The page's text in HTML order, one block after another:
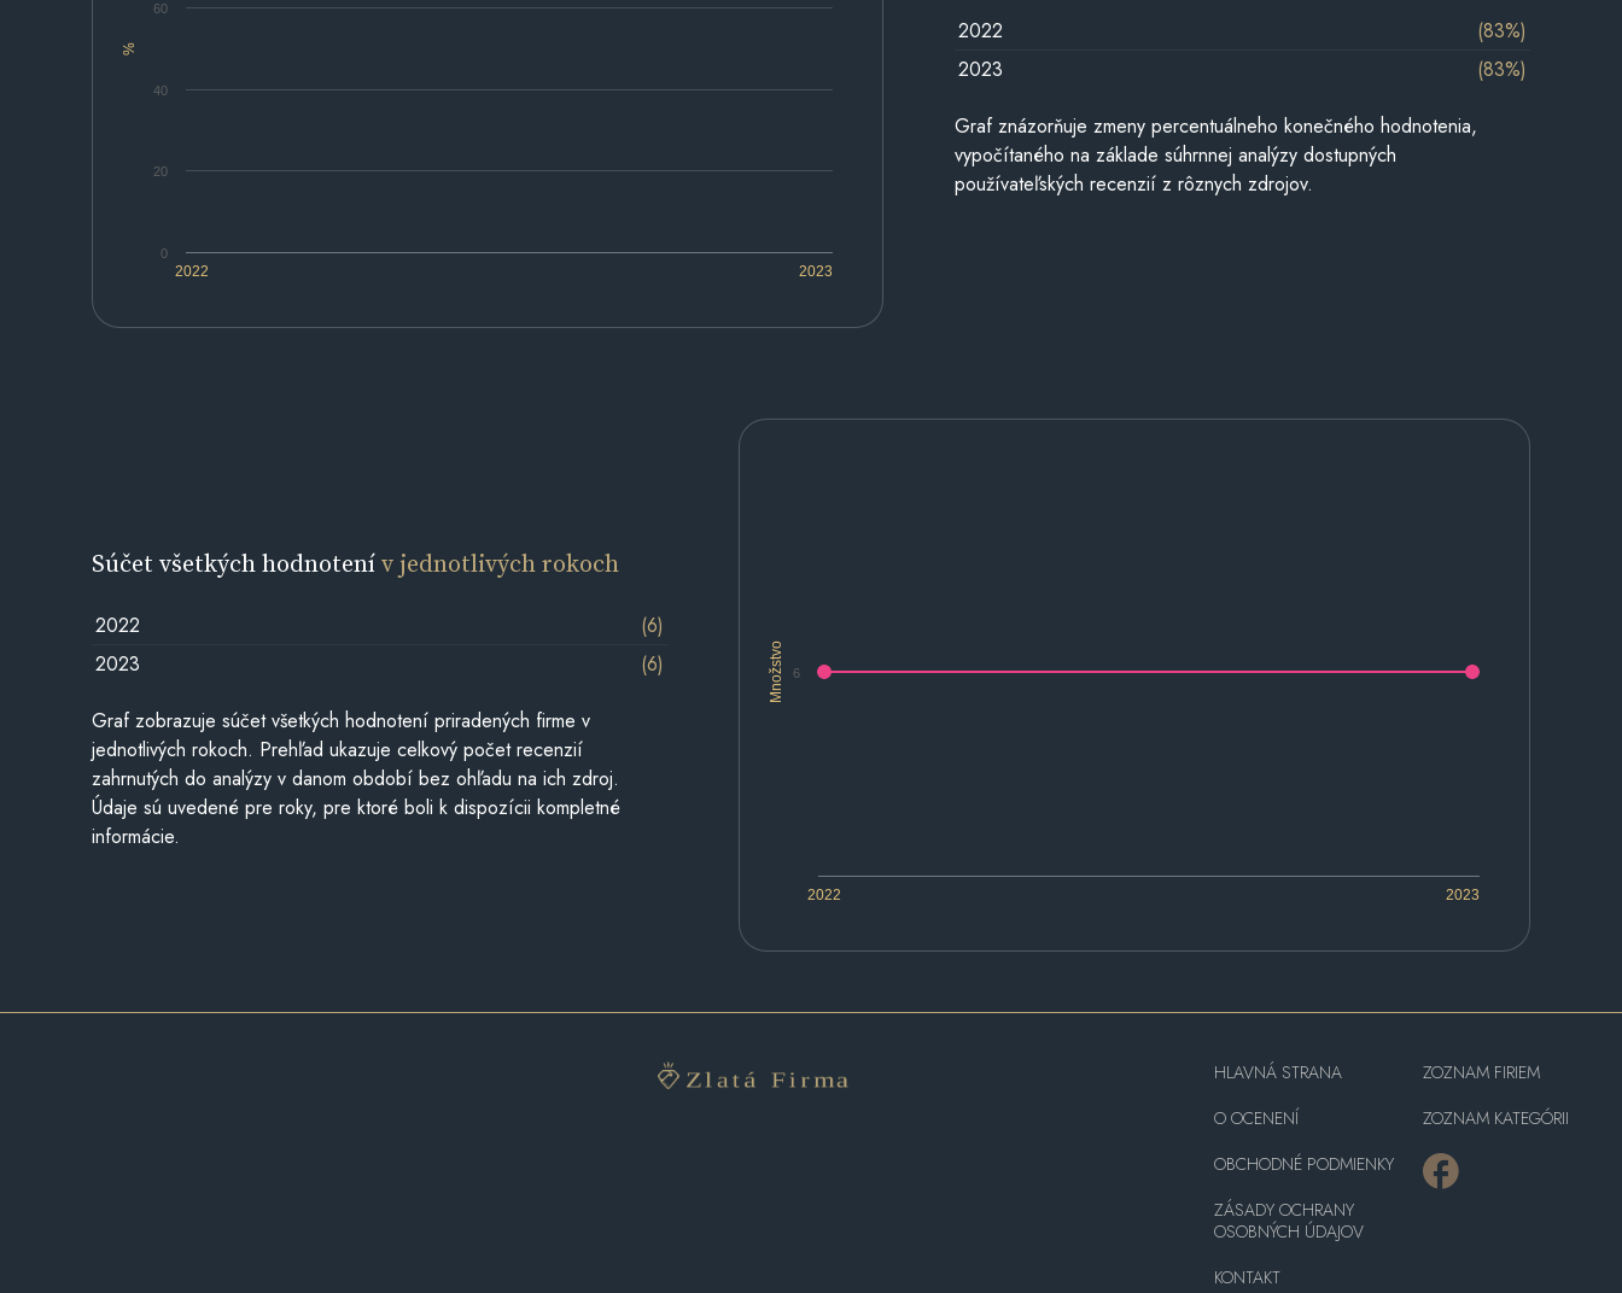
%
2022 2023
0
20
40
60
2022
(83%)
2023
(83%)
Graf znázorňuje zmeny percentuálneho konečného hodnotenia,
vypočítaného na základe súhrnnej analýzy dostupných
používateľských recenzií z rôznych zdrojov.
Množstvo
2022 2023
6
Súčet všetkých hodnotenív jednotlivých rokoch
2022
(6)
2023
(6)
Graf zobrazuje súčet všetkých hodnotení priradených firme v
jednotlivých rokoch. Prehľad ukazuje celkový počet recenzií
zahrnutých do analýzy v danom období bez ohľadu na ich zdroj.
Údaje sú uvedené pre roky, pre ktoré boli k dispozícii kompletné
informácie.
HLAVNÁ STRANA
O OCENENÍ
OBCHODNÉ PODMIENKY
ZÁSADY OCHRANY
OSOBNÝCH ÚDAJOV
KONTAKT
ZOZNAM FIRIEM
ZOZNAM KATEGÓRII